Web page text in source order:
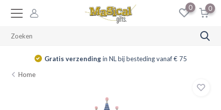
0 0
Gratis verzendingin NL bij besteding vanaf € 75
Home